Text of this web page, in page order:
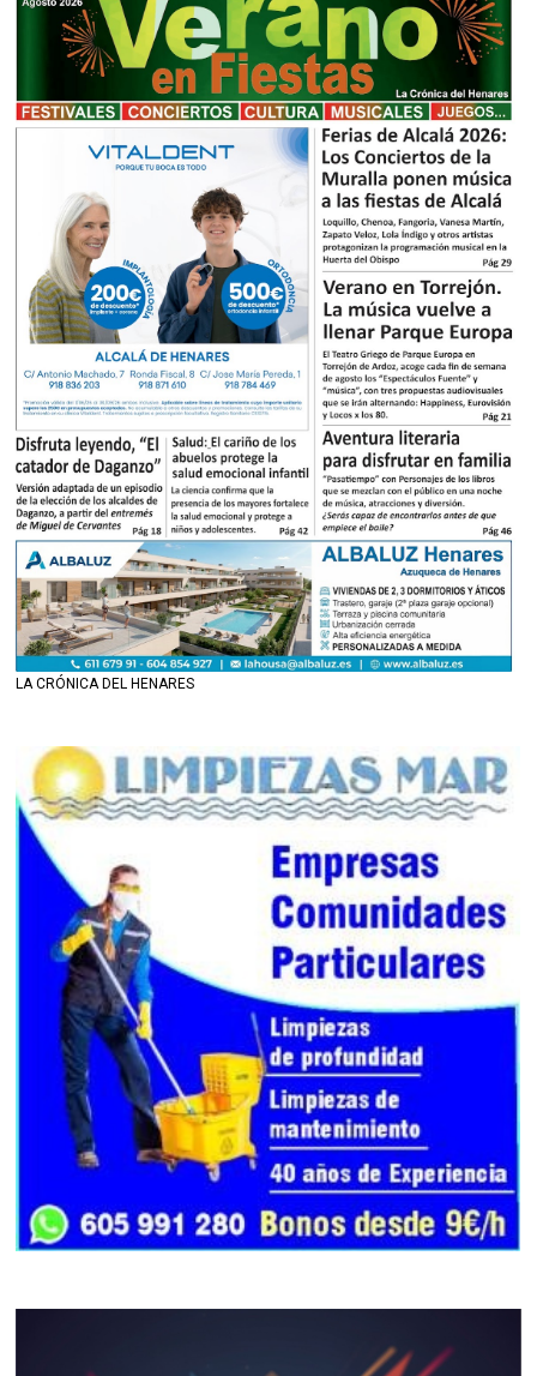
LA CRÓNICA DEL HENARES